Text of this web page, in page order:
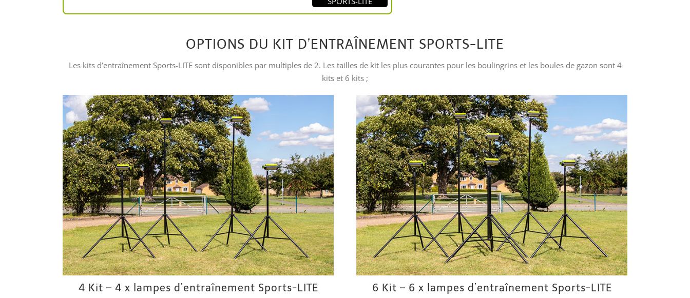
OPTIONS DU KIT D’ENTRAÎNEMENT SPORTS-LITE
Les kits d’entraînement Sports-LITE sont disponibles par multiples de 2. Les tailles de kit les plus courantes pour les boulingrins et les boules de gazon sont 4
kits et 6 kits ;
4 Kit – 4 x lampes d’entraînement Sports-LITE 6 Kit – 6 x lampes d’entraînement Sports-LITE